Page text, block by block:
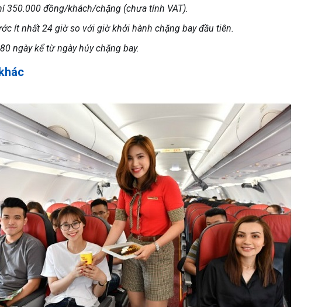
350.000 đồng/khách/chặng (chưa tính VAT).
ít nhất 24 giờ so với giờ khởi hành chặng bay đầu tiên.
ngày kể từ ngày hủy chặng bay.